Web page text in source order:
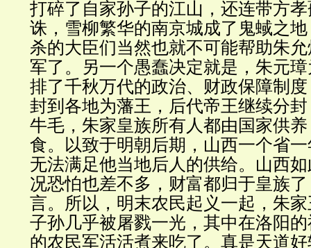
打碎了自家孙子的江山，还连带方
诛，雪柳繁华的南京城成了鬼蜮之
杀的大臣们当然也就不可能帮助朱
军了。另一个愚蠢决定就是，朱元
排了千秋万代的政治、财政保障制
封到各地为藩王，后代帝王继续分
牛毛，朱家皇族所有人都由国家供
食。以致于明朝后期，山西一个省
无法满足他当地后人的供给。山西
况恐怕也差不多，财富都归于皇族
言。所以，明末农民起义一起，朱
子孙几乎被屠戮一光，其中在洛阳
的农民军活活煮来吃了。真是天道